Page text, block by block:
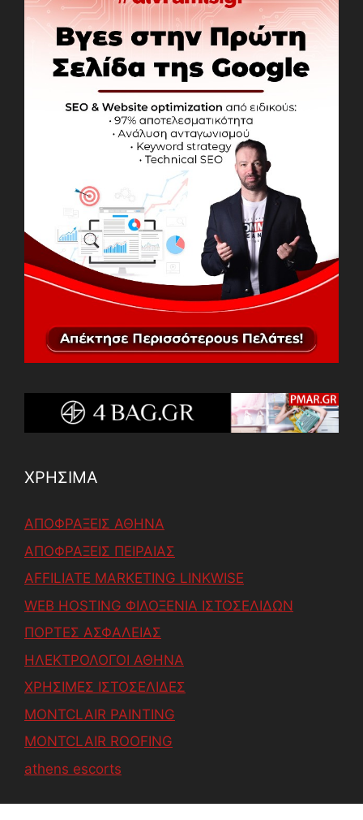
ΧΡΗΣΙΜΑ
ΑΠΟΦΡΑΞΕΙΣ ΑΘΗΝΑ
ΑΠΟΦΡΑΞΕΙΣ ΠΕΙΡΑΙΑΣ
AFFILIATE MARKETING LINKWISE
WEB HOSTING ΦΙΛΟΞΕΝΙΑ ΙΣΤΟΣΕΛΙΔΩΝ
ΠΟΡΤΕΣ ΑΣΦΑΛΕΙΑΣ
ΗΛΕΚΤΡΟΛΟΓΟΙ ΑΘΗΝΑ
ΧΡΗΣΙΜΕΣ ΙΣΤΟΣΕΛΙΔΕΣ
MONTCLAIR PAINTING
MONTCLAIR ROOFING
athens escorts